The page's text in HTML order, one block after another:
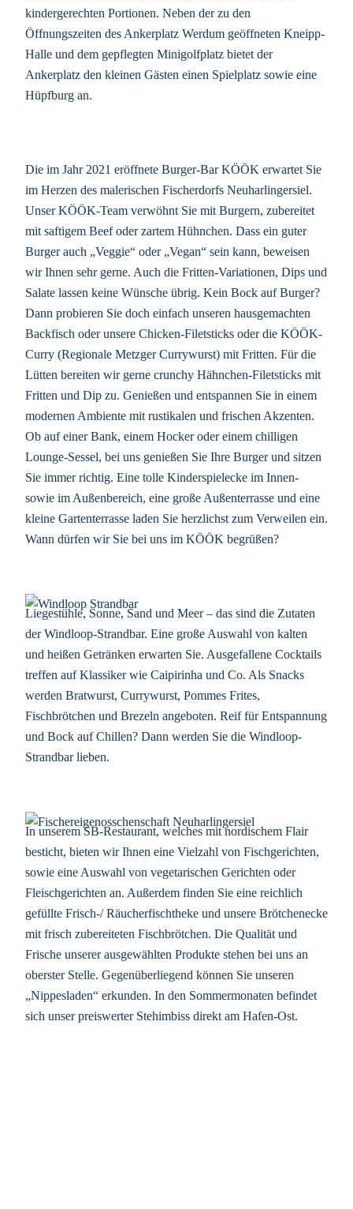
kindergerechten Portionen. Neben der zu den
Öffnungszeiten des Ankerplatz Werdum geöffneten Kneipp-
Halle und dem gepflegten Minigolfplatz bietet der
Ankerplatz den kleinen Gästen einen Spielplatz sowie eine
Hüpfburg an.
Die im Jahr 2021 eröffnete Burger-Bar KÖÖK erwartet Sie
im Herzen des malerischen Fischerdorfs Neuharlingersiel.
Unser KÖÖK-Team verwöhnt Sie mit Burgern, zubereitet
mit saftigem Beef oder zartem Hühnchen. Dass ein guter
Burger auch „Veggie“ oder „Vegan“ sein kann, beweisen
wir Ihnen sehr gerne. Auch die Fritten-Variationen, Dips und
Salate lassen keine Wünsche übrig. Kein Bock auf Burger?
Dann probieren Sie doch einfach unseren hausgemachten
Backfisch oder unsere Chicken-Filetsticks oder die KÖÖK-
Curry (Regionale Metzger Currywurst) mit Fritten. Für die
Lütten bereiten wir gerne crunchy Hähnchen-Filetsticks mit
Fritten und Dip zu. Genießen und entspannen Sie in einem
modernen Ambiente mit rustikalen und frischen Akzenten.
Ob auf einer Bank, einem Hocker oder einem chilligen
Lounge-Sessel, bei uns genießen Sie Ihre Burger und sitzen
Sie immer richtig. Eine tolle Kinderspielecke im Innen-
sowie im Außenbereich, eine große Außenterrasse und eine
kleine Gartenterrasse laden Sie herzlichst zum Verweilen ein.
Wann dürfen wir Sie bei uns im KÖÖK begrüßen?
Liegestühle, Sonne, Sand und Meer – das sind die Zutaten
der Windloop-Strandbar. Eine große Auswahl von kalten
und heißen Getränken erwarten Sie. Ausgefallene Cocktails
treffen auf Klassiker wie Caipirinha und Co. Als Snacks
werden Bratwurst, Currywurst, Pommes Frites,
Fischbrötchen und Brezeln angeboten. Reif für Entspannung
und Bock auf Chillen? Dann werden Sie die Windloop-
Strandbar lieben.
In unserem SB-Restaurant, welches mit nordischem Flair
besticht, bieten wir Ihnen eine Vielzahl von Fischgerichten,
sowie eine Auswahl von vegetarischen Gerichten oder
Fleischgerichten an. Außerdem finden Sie eine reichlich
gefüllte Frisch-/ Räucherfischtheke und unsere Brötchenecke
mit frisch zubereiteten Fischbrötchen. Die Qualität und
Frische unserer ausgewählten Produkte stehen bei uns an
oberster Stelle. Gegenüberliegend können Sie unseren
„Nippesladen“ erkunden. In den Sommermonaten befindet
sich unser preiswerter Stehimbiss direkt am Hafen-Ost.